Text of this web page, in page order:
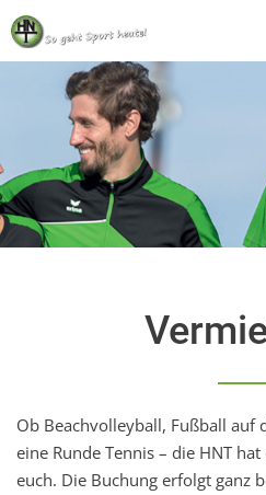
Skip
to
content
Ob Beachvolleyball, Fußball auf
eine Runde Tennis – die HNT
euch. Die Buchung erfolgt ganz